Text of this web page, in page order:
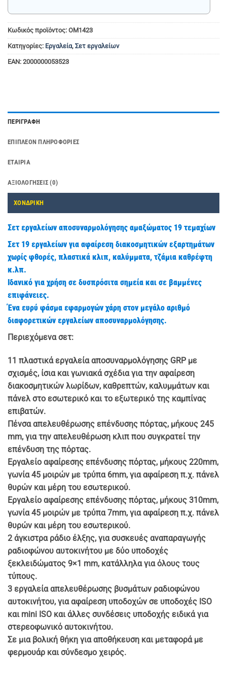
Κωδικός προϊόντος: OM1423
Κατηγορίες: Εργαλεία, Σετ εργαλείων
EAN: 2000000053523
ΠΕΡΙΓΡΑΦΉ
ΕΠΙΠΛΈΟΝ ΠΛΗΡΟΦΟΡΊΕΣ
ΕΤΑΙΡΊΑ
ΑΞΙΟΛΟΓΉΣΕΙΣ (0)
ΧΟΝΔΡΙΚΗ
Σετ εργαλείων αποσυναρμολόγησης αμαξώματος 19 τεμαχίων
Σετ 19 εργαλείων για αφαίρεση διακοσμητικών εξαρτημάτων
χωρίς φθορές, πλαστικά κλιπ, καλύμματα, τζάμια καθρέφτη
κ.λπ.
Ιδανικό για χρήση σε δυσπρόσιτα σημεία και σε βαμμένες
επιφάνειες.
Ένα ευρύ φάσμα εφαρμογών χάρη στον μεγάλο αριθμό
διαφορετικών εργαλείων αποσυναρμολόγησης.
Περιεχόμενα σετ:
11 πλαστικά εργαλεία αποσυναρμολόγησης GRP με
σχισμές, ίσια και γωνιακά σχέδια για την αφαίρεση
διακοσμητικών λωρίδων, καθρεπτών, καλυμμάτων και
πάνελ στο εσωτερικό και το εξωτερικό της καμπίνας
επιβατών.
Πένσα απελευθέρωσης επένδυσης πόρτας, μήκους 245
mm, για την απελευθέρωση κλιπ που συγκρατεί την
επένδυση της πόρτας.
Εργαλείο αφαίρεσης επένδυσης πόρτας, μήκους 220mm,
γωνία 45 μοιρών με τρύπα 6mm, για αφαίρεση π.χ. πάνελ
θυρών και μέρη του εσωτερικού.
Εργαλείο αφαίρεσης επένδυσης πόρτας, μήκους 310mm,
γωνία 45 μοιρών με τρύπα 7mm, για αφαίρεση π.χ. πάνελ
θυρών και μέρη του εσωτερικού.
2 άγκιστρα ράδιο έλξης, για συσκευές αναπαραγωγής
ραδιοφώνου αυτοκινήτου με δύο υποδοχές
ξεκλειδώματος 9×1 mm, κατάλληλα για όλους τους
τύπους.
3 εργαλεία απελευθέρωσης βυσμάτων ραδιοφώνου
αυτοκινήτου, για αφαίρεση υποδοχών σε υποδοχές ISO
και mini ISO και άλλες συνδέσεις υποδοχής ειδικά για
στερεοφωνικό αυτοκινήτου.
Σε μια βολική θήκη για αποθήκευση και μεταφορά με
φερμουάρ και σύνδεσμο χειρός.